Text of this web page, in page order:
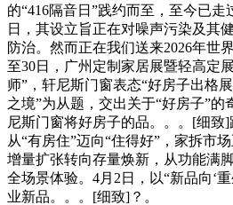
的“416隔音日”践约而至，至今已
日，其设立旨正在对噪声污染及其
防治。然而正在我们送来2026年世
至30日，广州定制家居展暨轻高定
师”，轩尼斯门窗表态“好房子出格
之境”为从题，交出关于“好房子”
尼斯门窗将好房子的品。。。[细致
从“有房住”迈向“住得好”，家拆市
增量扩张转向存量焕新，从功能满
全场景体验。4月2日，以“新品向‘
业新品。。。[细致]？。